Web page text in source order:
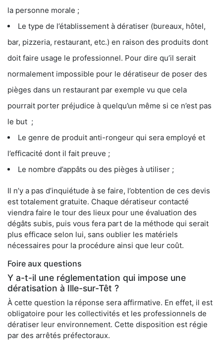
la personne morale ;
Le type de l’établissement à dératiser (bureaux, hôtel,
bar, pizzeria, restaurant, etc.) en raison des produits dont
doit faire usage le professionnel. Pour dire qu’il serait
normalement impossible pour le dératiseur de poser des
pièges dans un restaurant par exemple vu que cela
pourrait porter préjudice à quelqu’un même si ce n’est pas
le but ;
Le genre de produit anti-rongeur qui sera employé et
l’efficacité dont il fait preuve ;
Le nombre d’appâts ou des pièges à utiliser ;
Il n’y a pas d’inquiétude à se faire, l’obtention de ces devis
est totalement gratuite. Chaque dératiseur contacté
viendra faire le tour des lieux pour une évaluation des
dégâts subis, puis vous fera part de la méthode qui serait
plus efficace selon lui, sans oublier les matériels
nécessaires pour la procédure ainsi que leur coût.
Foire aux questions
Y a-t-il une réglementation qui impose une
dératisation à Ille-sur-Têt ?
À cette question la réponse sera affirmative. En effet, il est
obligatoire pour les collectivités et les professionnels de
dératiser leur environnement. Cette disposition est régie
par des arrêtés préfectoraux.